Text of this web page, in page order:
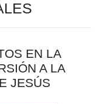
EN LA
A LA
JESÚS